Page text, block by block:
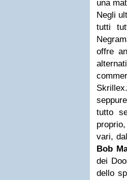
una
Negli
tutti
offre
tutto
vari,
Bob
dei
dello